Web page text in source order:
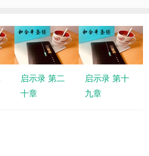
启示录 第二
十章
启示录 第十
九章